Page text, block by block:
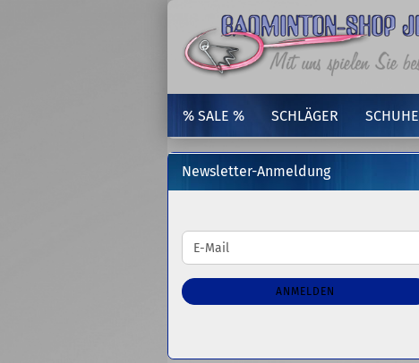
% SALE % SCHLÄGER SCHUHE
Newsletter-Anmeldung
WEITER
ZUR
ANMELDUNG
E-
Mail
ANMELDEN